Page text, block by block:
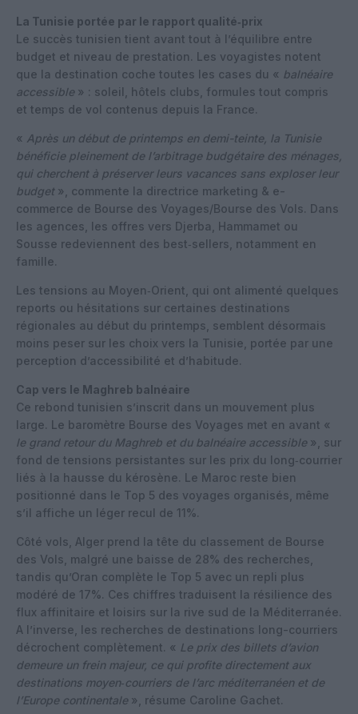
La Tunisie portée par le rapport qualité‑prix
Le succès tunisien tient avant tout à l’équilibre entre
budget et niveau de prestation. Les voyagistes notent
que la destination coche toutes les cases du « balnéaire
accessible » : soleil, hôtels clubs, formules tout compris
et temps de vol contenus depuis la France.
« Après un début de printemps en demi-teinte, la Tunisie
bénéficie pleinement de l’arbitrage budgétaire des ménages,
qui cherchent à préserver leurs vacances sans exploser leur
budget », commente la directrice marketing & e-
commerce de Bourse des Voyages/Bourse des Vols. Dans
les agences, les offres vers Djerba, Hammamet ou
Sousse redeviennent des best‑sellers, notamment en
famille.
Les tensions au Moyen‑Orient, qui ont alimenté quelques
reports ou hésitations sur certaines destinations
régionales au début du printemps, semblent désormais
moins peser sur les choix vers la Tunisie, portée par une
perception d’accessibilité et d’habitude.
Cap vers le Maghreb balnéaire
Ce rebond tunisien s’inscrit dans un mouvement plus
large. Le baromètre Bourse des Voyages met en avant «
le grand retour du Maghreb et du balnéaire accessible », sur
fond de tensions persistantes sur les prix du long‑courrier
liés à la hausse du kérosène. Le Maroc reste bien
positionné dans le Top 5 des voyages organisés, même
s’il affiche un léger recul de 11%.
Côté vols, Alger prend la tête du classement de Bourse
des Vols, malgré une baisse de 28% des recherches,
tandis qu’Oran complète le Top 5 avec un repli plus
modéré de 17%. Ces chiffres traduisent la résilience des
flux affinitaire et loisirs sur la rive sud de la Méditerranée.
A l’inverse, les recherches de destinations long-courriers
décrochent complètement. « Le prix des billets d’avion
demeure un frein majeur, ce qui profite directement aux
destinations moyen‑courriers de l’arc méditerranéen et de
l’Europe continentale », résume Caroline Gachet.